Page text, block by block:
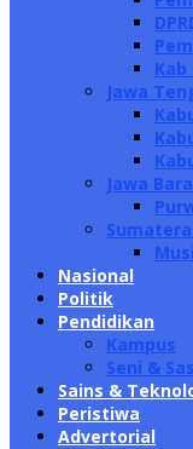
Jawa
Jawa
Nasional
Politik
Pendidikan
Kampus
Seni &
Sains &
Peristiwa
Advertorial